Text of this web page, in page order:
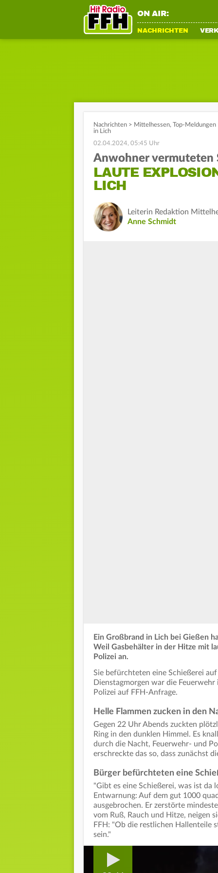
ON AIR:
NACHRICHTEN
Nachrichten > Mittelhessen, Top-Meldungen
in Lich
02.04.2024, 05:45 Uhr
Anwohner vermuteten
LAUTE
ICH
Leiterin Redaktion
Anne Schmidt
Ein Großbrand in Lich bei Gießen
Weil Gasbehälter in der Hitze mit
Polizei an.
Sie befürchteten eine Schießerei
Dienstagmorgen war die
Polizei auf FFH-Anfrage.
Helle Flammen zucken in den
Gegen 22 Uhr Abends zuckten
Ring in den dunklen Himmel. Es
durch die Nacht, Feuerwehr- und
erschreckte das so, dass zunächst
Bürger befürchteten eine
"Gibt es eine Schießerei, was ist da
Entwarnung: Auf dem gut 1000
ausgebrochen. Er zerstörte
vom Ruß, Rauch und Hitze, neigen
FFH: "Ob die restlichen Hallenteile
sein."